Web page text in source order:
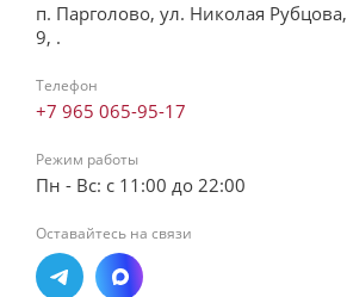
п. Парголово, ул. Николая Рубцова,
9, .
Телефон
+7 965 065-95-17
Режим работы
Пн - Вс: с 11:00 до 22:00
Оставайтесь на связи